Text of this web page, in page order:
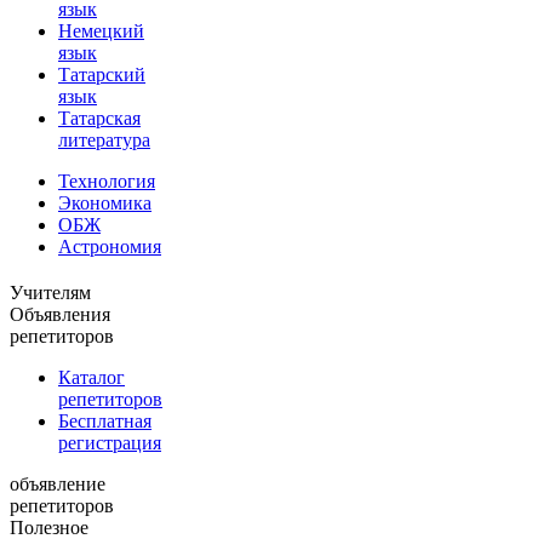
язык
Немецкий
язык
Татарский
язык
Татарская
литература
Технология
Экономика
ОБЖ
Астрономия
Учителям
Объявления
репетиторов
Каталог
репетиторов
Бесплатная
регистрация
объявление
репетиторов
Полезное